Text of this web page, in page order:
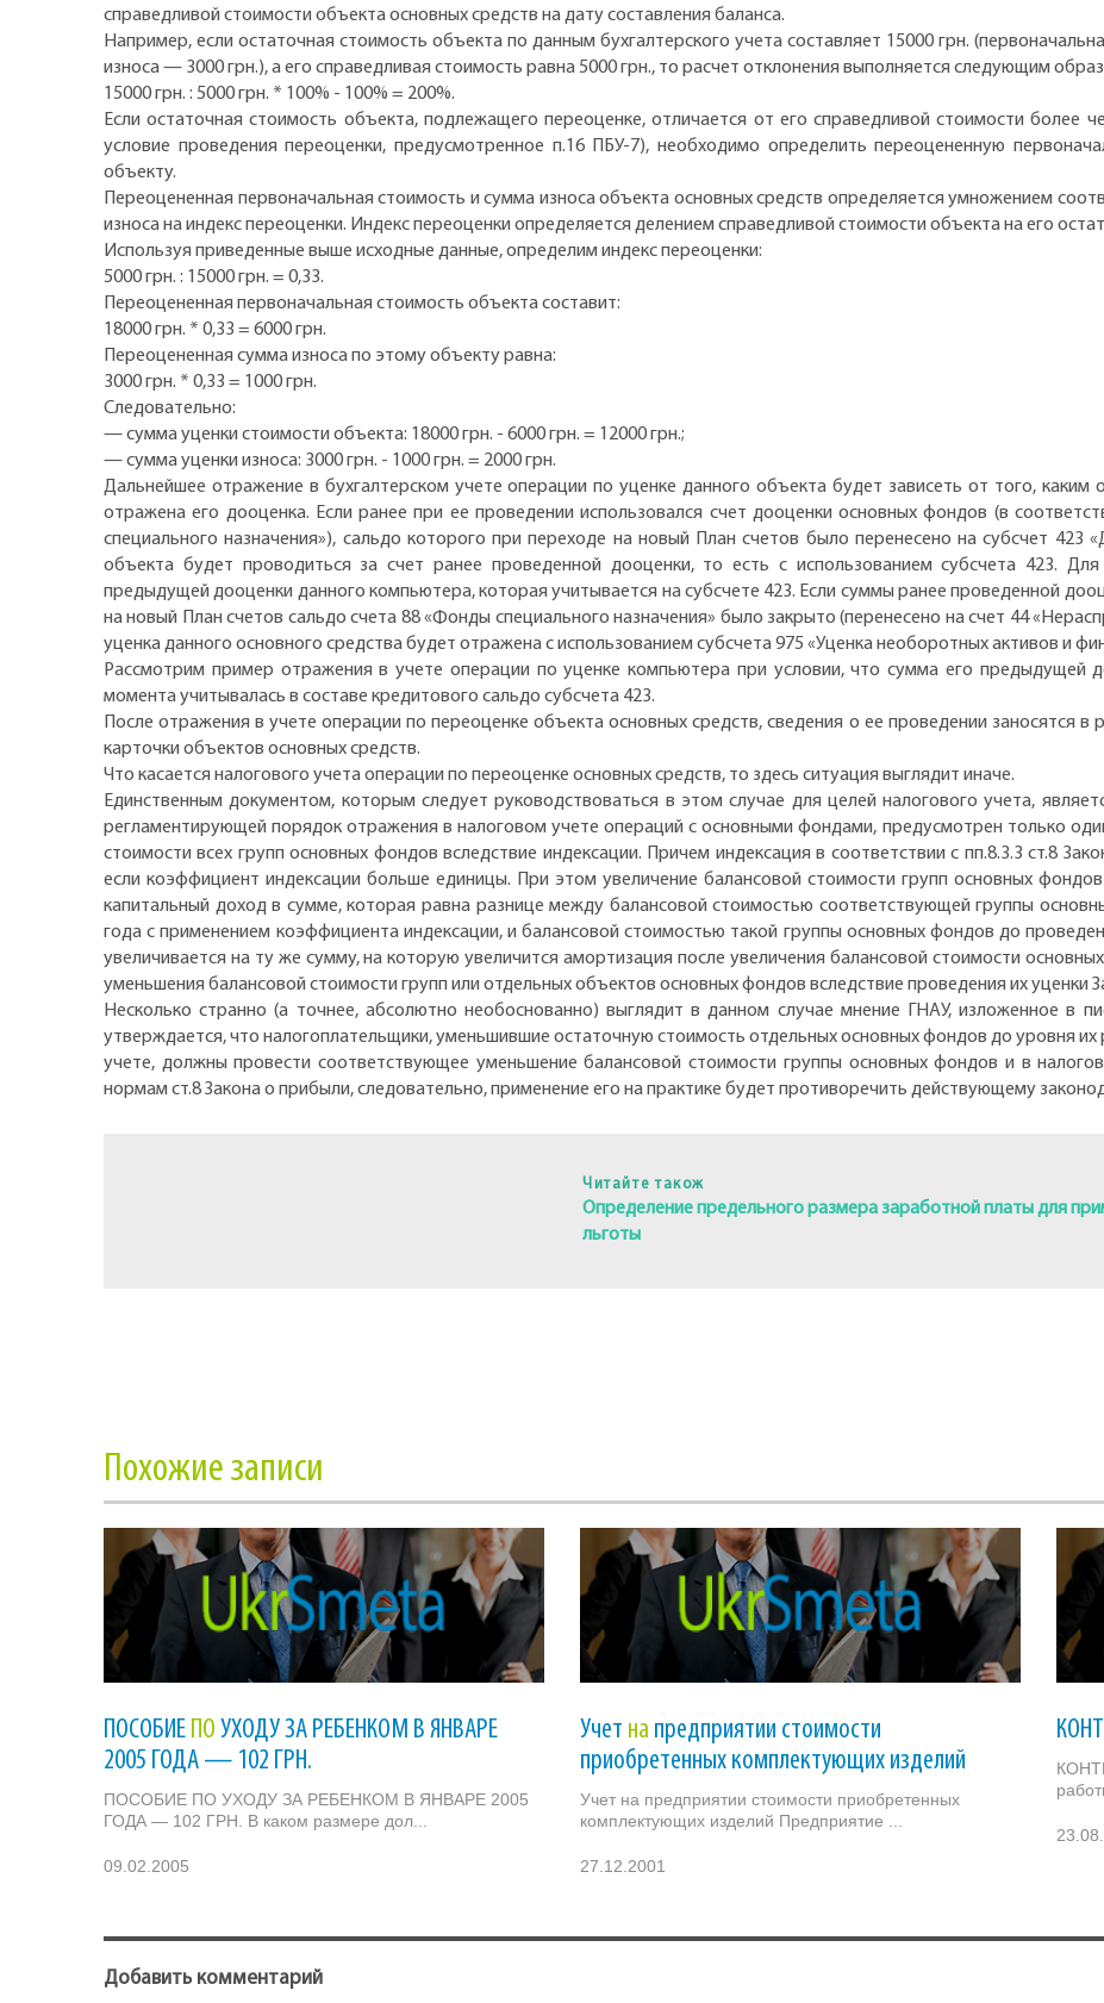
справедливой стоимости объекта основных средств на дату составления баланса.
Например, если остаточная стоимость объекта по данным бухгалтерского учета составляет 15000 грн.
износа — 3000 грн.), а его справедливая стоимость равна 5000 грн., то расчет отклонения выполняется следующим
15000 грн. : 5000 грн. * 100% - 100% = 200%.
Если остаточная стоимость объекта, подлежащего переоценке, отличается от его справедливой стоимости более
условие проведения переоценки, предусмотренное п.16 ПБУ-7), необходимо определить переоцененную
объекту.
Переоцененная первоначальная стоимость и сумма износа объекта основных средств определяется умножением
износа на индекс переоценки. Индекс переоценки определяется делением справедливой стоимости объекта на его
Используя приведенные выше исходные данные, определим индекс переоценки:
5000 грн. : 15000 грн. = 0,33.
Переоцененная первоначальная стоимость объекта составит:
18000 грн. * 0,33 = 6000 грн.
Переоцененная сумма износа по этому объекту равна:
3000 грн. * 0,33 = 1000 грн.
Следовательно:
— сумма уценки стоимости объекта: 18000 грн. - 6000 грн. = 12000 грн.;
— сумма уценки износа: 3000 грн. - 1000 грн. = 2000 грн.
Дальнейшее отражение в бухгалтерском учете операции по уценке данного объекта будет зависеть от того, каким
отражена его дооценка. Если ранее при ее проведении использовался счет дооценки основных фондов (в
специального назначения»), сальдо которого при переходе на новый План счетов было перенесено на субсчет 423
объекта будет проводиться за счет ранее проведенной дооценки, то есть с использованием субсчета 423.
предыдущей дооценки данного компьютера, которая учитывается на субсчете 423. Если суммы ранее проведенной
на новый План счетов сальдо счета 88 «Фонды специального назначения» было закрыто (перенесено на счет 44
уценка данного основного средства будет отражена с использованием субсчета 975 «Уценка необоротных активов и
Рассмотрим пример отражения в учете операции по уценке компьютера при условии, что сумма его предыдущей
момента учитывалась в составе кредитового сальдо субсчета 423.
После отражения в учете операции по переоценке объекта основных средств, сведения о ее проведении заносятся
карточки объектов основных средств.
Что касается налогового учета операции по переоценке основных средств, то здесь ситуация выглядит иначе.
Единственным документом, которым следует руководствоваться в этом случае для целей налогового учета,
регламентирующей порядок отражения в налоговом учете операций с основными фондами, предусмотрен только
стоимости всех групп основных фондов вследствие индексации. Причем индексация в соответствии с пп.8.3.3 ст.8
если коэффициент индексации больше единицы. При этом увеличение балансовой стоимости групп основных
капитальный доход в сумме, которая равна разнице между балансовой стоимостью соответствующей группы
года с применением коэффициента индексации, и балансовой стоимостью такой группы основных фондов до
увеличивается на ту же сумму, на которую увеличится амортизация после увеличения балансовой стоимости
уменьшения балансовой стоимости групп или отдельных объектов основных фондов вследствие проведения их уценки
Несколько странно (а точнее, абсолютно необоснованно) выглядит в данном случае мнение ГНАУ, изложенное в
утверждается, что налогоплательщики, уменьшившие остаточную стоимость отдельных основных фондов до уровня
учете, должны провести соответствующее уменьшение балансовой стоимости группы основных фондов и в
нормам ст.8 Закона о прибыли, следовательно, применение его на практике будет противоречить действующему
Читайте також
Определение предельного размера заработной платы для
льготы
Похожие записи
ПОСОБИЕ ПО УХОДУ ЗА РЕБЕНКОМ В ЯНВАРЕ
2005 ГОДА — 102 ГРН.
ПОСОБИЕ ПО УХОДУ ЗА РЕБЕНКОМ В ЯНВАРЕ 2005
ГОДА — 102 ГРН. В каком размере дол...
09.02.2005
Учет на предприятии стоимости
приобретенных комплектующих изделий
Учет на предприятии стоимости приобретенных
комплектующих изделий Предприятие ...
27.12.2001
Добавить комментарий